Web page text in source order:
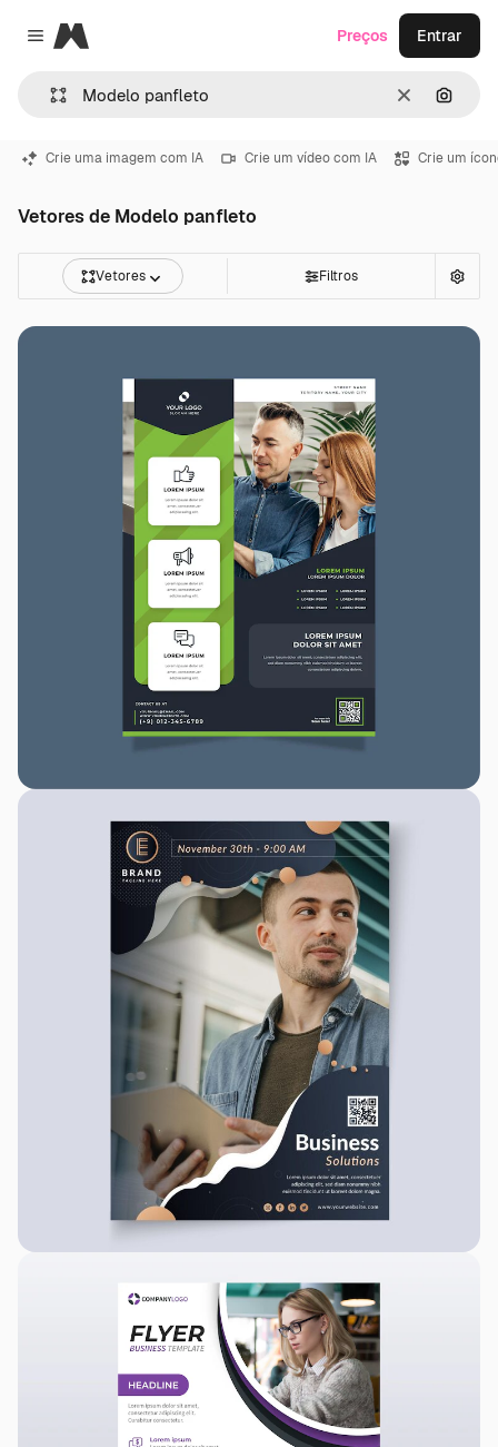
Close menu
Magnific
Limpar
Preços Entrar
Crie uma imagem com IA Crie um vídeo com IA Crie um
Vetores de Modelo panfleto
Vetores Filtros